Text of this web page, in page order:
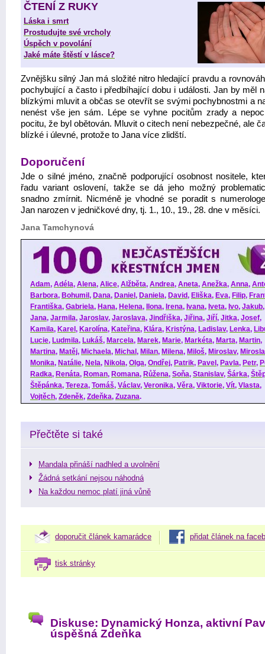
ČTENÍ Z RUKY
Láska i smrt
Prostudujte své vrcholy
Úspěch v povolání
Jaké máte štěstí v lásce?
Zvnějšku silný Jan má složité nitro hledající pravdu a
pochybující a často i předbíhající dobu i události. Jan by měl
blízkými mluvit a občas se otevřít se svými pochybnostmi a
nenést vše jen sám. Lépe se vyhne pocitům zrady a
pocitu, že byl obětován. Mluvit o citech není nebezpečné, ale
blízké i úlevné, protože to Jana více zlidští.
Doporučení
Jde o silné jméno, značně podporující osobnost nositele,
řadu variant oslovení, takže se dá jeho možný
snadno zmírnit. Nicméně je vhodné se poradit s
Jan narozen v jedničkové dny, tj. 1., 10., 19., 28. dne v měsíci.
Jana Tamchynová
Adam, Adéla, Alena, Alice, Alžběta, Andrea, Aneta, Anežka, Anna,
Barbora, Bohumil , Dana, Daniel , Daniela, David, Eliška, Eva, Filip,
Františka, Gabriela, Hana, Helena, Ilona, Irena, Ivana, Iveta, Ivo, Jakub
Jana, Jarmila, Jaroslav, Jaroslava, Jindřiška, Jiřina, Jiří, Jitka, Josef,
Kamila, Karel , Karolína, Kateřina, Klára, Kristýna, Ladislav, Lenka,
Lucie, Ludmila, Lukáš, Marcela, Marek, Marie, Markéta, Marta, Martin,
Martina, Matěj, Michaela, Michal , Milan, Milena, Miloš, Miroslav,
Monika, Natálie, Nela, Nikola, Olga, Ondřej, Patrik, Pavel , Pavla, Petr,
Radka, Renáta, Roman, Romana, Růžena, Soňa, Stanislav, Šárka,
Štěpánka, Tereza, Tomáš, Václav, Veronika, Věra, Viktorie, Vít, Vlasta,
Vojtěch, Zdeněk, Zdeňka, Zuzana.
Přečtěte si také
Mandala přináší nadhled a uvolnění
Žádná setkání nejsou náhodná
Na každou nemoc platí jiná vůně
doporučit článek kamarádce přidat článek na
tisk stránky
Diskuse: Dynamický Honza, aktivní
úspěšná Zdeňka